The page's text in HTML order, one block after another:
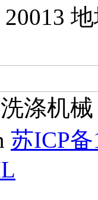
20013
涤机
苏ICP